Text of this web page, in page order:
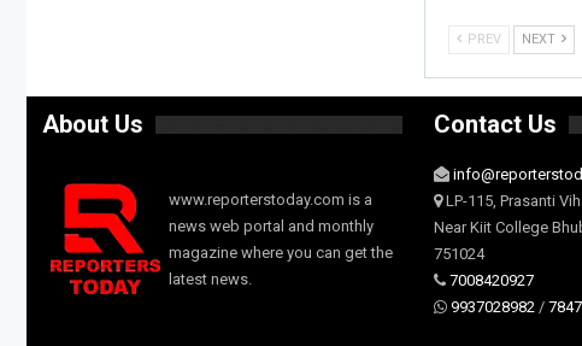
PREV NEXT
About Us
www.reporterstoday.com is a
news web portal and monthly
magazine where you can get the
latest news.
Contact Us
LP-115, Prasanti
Near Kiit College
751024
7008420927
9937028982 /